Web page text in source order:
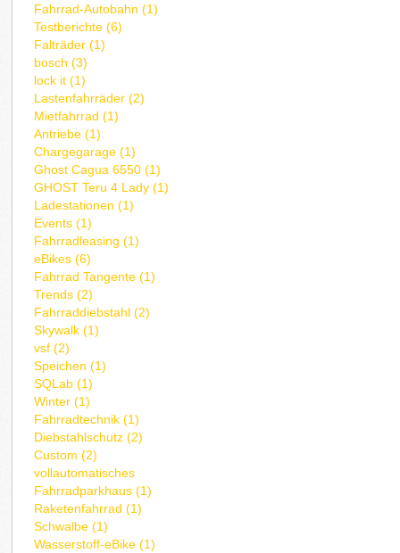
Fahrrad-Autobahn (1)
Testberichte (6)
Falträder (1)
bosch (3)
lock it (1)
Lastenfahrräder (2)
Mietfahrrad (1)
Antriebe (1)
Chargegarage (1)
Ghost Cagua 6550 (1)
GHOST Teru 4 Lady (1)
Ladestationen (1)
Events (1)
Fahrradleasing (1)
eBikes (6)
Fahrrad Tangente (1)
Trends (2)
Fahrraddiebstahl (2)
Skywalk (1)
vsf (2)
Speichen (1)
SQLab (1)
Winter (1)
Fahrradtechnik (1)
Diebstahlschutz (2)
Custom (2)
vollautomatisches
Fahrradparkhaus (1)
Raketenfahrrad (1)
Schwalbe (1)
Wasserstoff-eBike (1)